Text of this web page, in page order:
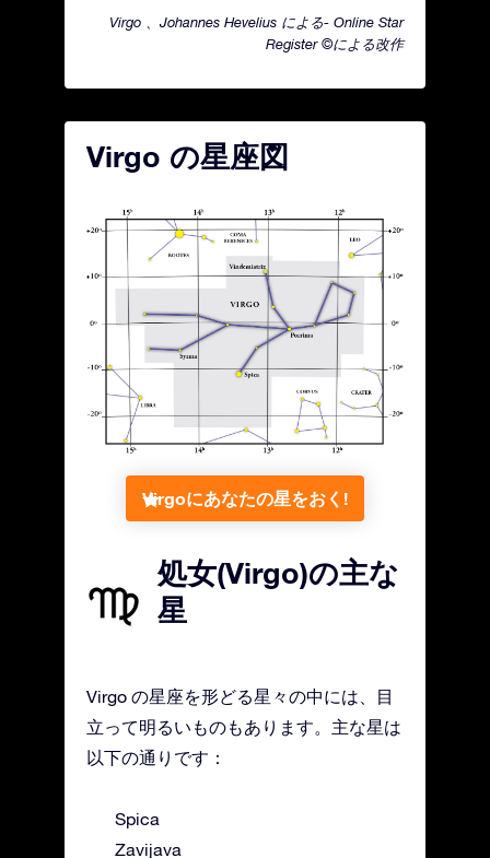
Virgo 、Johannes Hevelius による- Online Star
Register ©による改作
Virgo の星座図
Virgoにあなたの星をおく!
処女(Virgo)の主な
星
Virgo の星座を形どる星々の中には、目
立って明るいものもあります。主な星は
以下の通りです：
Spica
Zavijava